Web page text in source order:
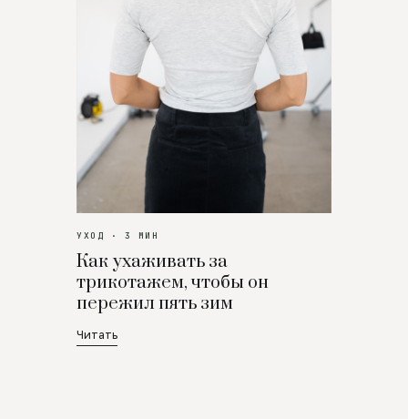
УХОД · 3 МИН
Как ухаживать за
трикотажем, чтобы он
пережил пять зим
Читать